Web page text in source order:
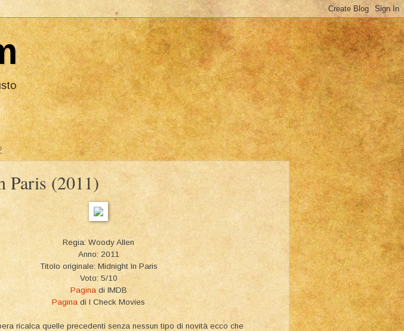
Paris (2011)
Regia: Woody Allen
Anno: 2011
Titolo originale: Midnight In Paris
Voto: 5/10
Pagina di IMDB
Pagina di I Check Movies
ricalca quelle precedenti senza nessun tipo di novità ecco che